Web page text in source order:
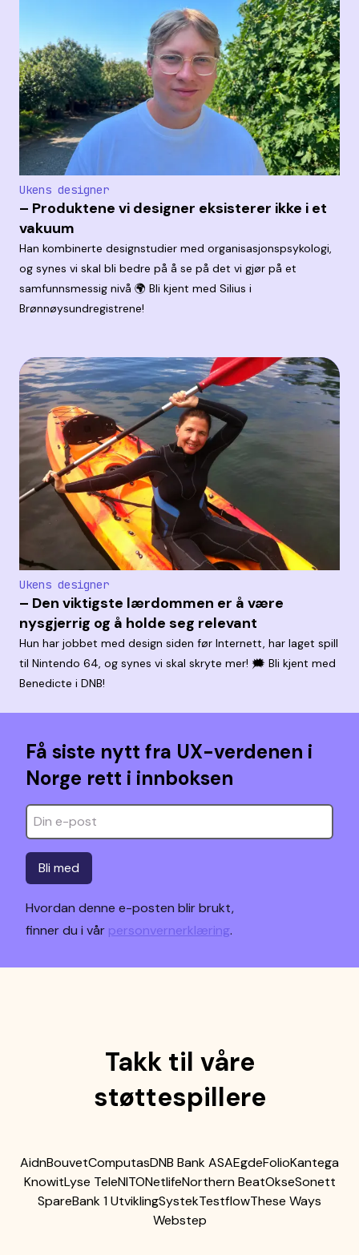
Ukens designer
– Produktene vi designer eksisterer ikke i et
vakuum
Han kombinerte designstudier med organisasjonspsykologi,
og synes vi skal bli bedre på å se på det vi gjør på et
samfunnsmessig nivå 🌍 Bli kjent med Silius i
Brønnøysundregistrene!
Ukens designer
– Den viktigste lærdommen er å være
nysgjerrig og å holde seg relevant
Hun har jobbet med design siden før Internett, har laget spill
til Nintendo 64, og synes vi skal skryte mer! 🗯️ Bli kjent med
Benedicte i DNB!
Få siste nytt fra UX-verdenen i
Norge rett i innboksen
Bli med
Hvordan denne e-posten blir brukt,
finner du i vår personvernerklæring.
Takk til våre
støttespillere
AidnBouvetComputasDNB Bank ASAEgdeFolioKantega
KnowitLyse TeleNITONetlifeNorthern BeatOkseSonett
SpareBank 1 UtviklingSystekTestflowThese Ways
Webstep